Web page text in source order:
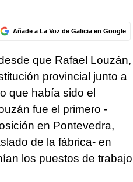
Añade a La Voz de Galicia en Google
que Rafael Louzán,
provincial junto a
que había sido el
fue el primero -
en Pontevedra,
de la fábrica- en
los puestos de trabajo